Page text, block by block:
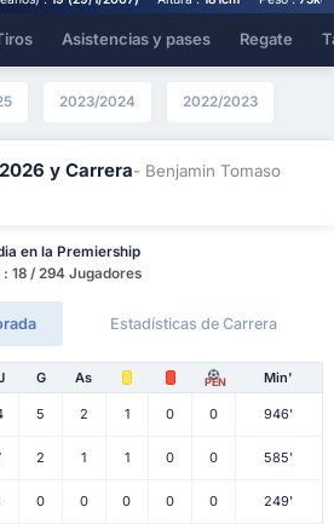
Asistencias y pases Regate
2023/2024 2022/2023
y Carrera- Benjamin Tomaso
en la Premiership
: 18 / 294 Jugadores
Estadísticas de Carrera
G As PEN Min'
5 2 1 0 0 946'
2 1 1 0 0 585'
0 0 0 0 0 249'